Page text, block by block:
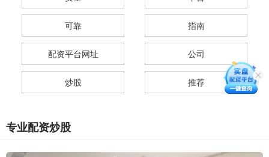
可靠 指南
配资平台网址 公司
炒股 推荐
专业配资炒股